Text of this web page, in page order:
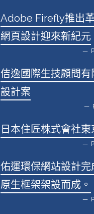
Adobe Firefly推出
網頁設計迎來新紀元
佶逸國際生技顧問
設計案
日本住匠株式會社
佑運環保網站設計
原生框架架設而成。